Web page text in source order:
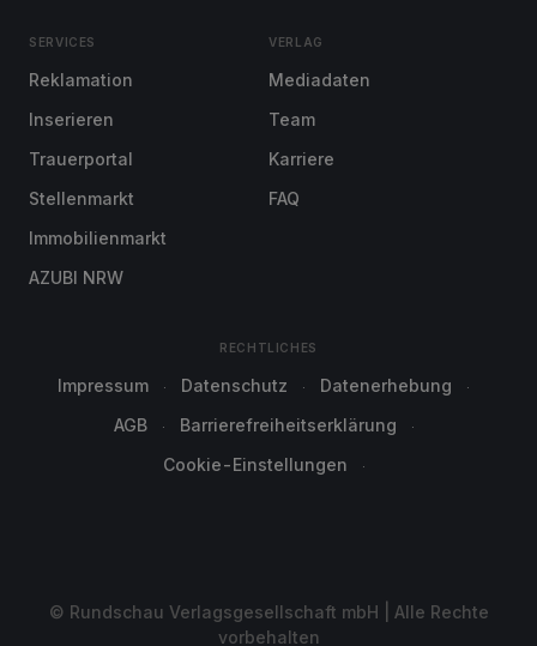
SERVICES
Reklamation
Inserieren
Trauerportal
Stellenmarkt
Immobilienmarkt
AZUBI NRW
VERLAG
Mediadaten
Team
Karriere
FAQ
RECHTLICHES
Impressum Datenschutz
Datenerhebung
AGB
Barrierefreiheitserklärung
Cookie-Einstellungen
© Rundschau Verlagsgesellschaft mbH | Alle Rechte
vorbehalten